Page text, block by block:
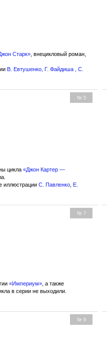
Старк» , внецикловый роман,
В. Евтушенко Г. Файдиша
С.
№ 5
цикла «Джон Картер —
иллюстрации С. Павленко Е.
№ 7
«Империум» , а также
в серии не выходили.
№ 9